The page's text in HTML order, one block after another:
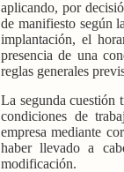
aplicando, por
de manifiesto según
implantación, el
presencia de una
reglas generales
La segunda cuestión
condiciones de
empresa mediante
haber llevado a
modificación.